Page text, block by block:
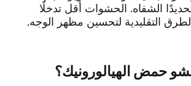
الشفاه. الحشوات أقل تدخلًا
التقليدية لتحسين مظهر الوجه.
حشو حمض الهيالورونيك؟